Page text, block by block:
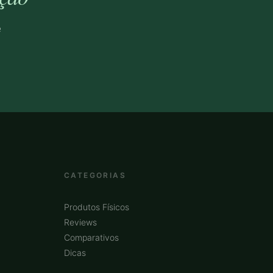
CATEGORIAS
Produtos Físicos
Reviews
Comparativos
Dicas